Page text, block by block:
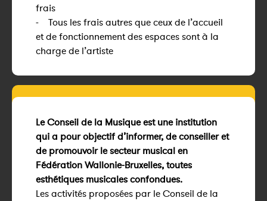
frais
- Tous les frais autres que ceux de l’accueil
et de fonctionnement des espaces sont à la
charge de l’artiste
Le Conseil de la Musique est une institution
qui a pour objectif d’informer, de conseiller et
de promouvoir le secteur musical en
Fédération Wallonie-Bruxelles, toutes
esthétiques musicales confondues.
Les activités proposées par le Conseil de la